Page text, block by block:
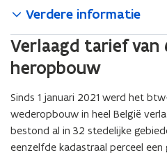
r
Verdere informatie
Verlaagd tarief van
heropbouw
Sinds 1 januari 2021 werd het
wederopbouw in heel België
bestond al in 32 stedelijke
eenzelfde kadastraal perceel